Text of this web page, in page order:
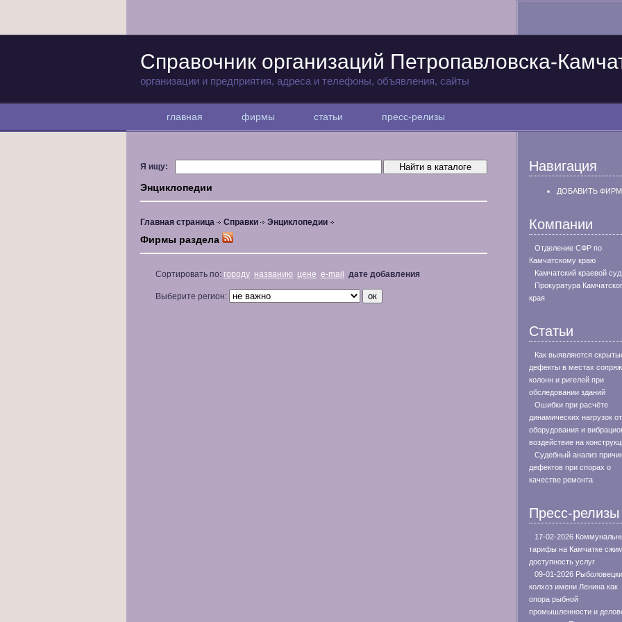
Справочник организаций Петропавловска-
организации и предприятия, адреса и телефоны, объявления, сайты
главная фирмы статьи пресс-релизы
Я ищу:
Энциклопедии
Главная страница Справки Энциклопедии
Фирмы раздела
Сортировать по: городу названию цене e-mail дате добавления
Выберите регион:
Навигация
ДОБАВИТЬ
Компании
Отделение СФР по
Камчатскому краю
Камчатский краевой суд
Прокуратура
края
Статьи
Как выявляются
дефекты в местах
колонн и ригелей при
обследовании зданий
Ошибки при расчёте
динамических нагрузок от
оборудования и
воздействие на
Судебный анализ
дефектов при спорах о
качестве ремонта
Пресс-релизы
17-02-2026
тарифы на Камчатке
доступность услуг
09-01-2026
колхоз имени Ленина как
опора рыбной
промышленности и